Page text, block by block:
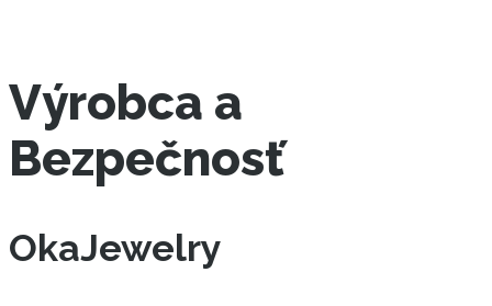
Výrobca a
Bezpečnosť
OkaJewelry